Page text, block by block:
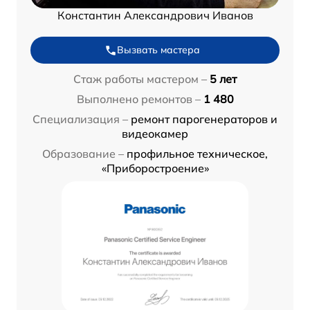
Константин Александрович Иванов
Вызвать мастера
Стаж работы мастером – 5 лет
Выполнено ремонтов – 1 480
Специализация – ремонт парогенераторов и
видеокамер
Образование – профильное техническое,
«Приборостроение»